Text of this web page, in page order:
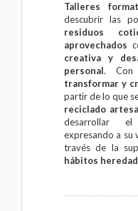
Talleres
descubrir las
residuos
aprovechados
creativa y
personal.
transformar y
partir de lo que
reciclado
desarrollar
expresando a su
través de la
hábitos